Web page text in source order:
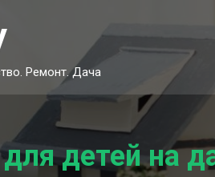
Ремонт. Дача
детей на